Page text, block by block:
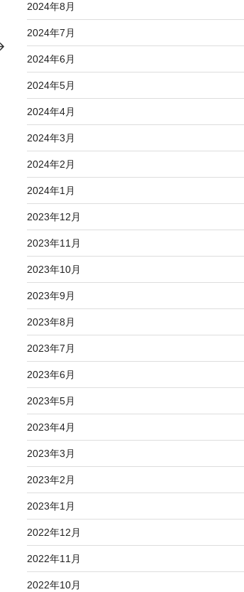
2024年8月
2024年7月
2024年6月
2024年5月
2024年4月
2024年3月
2024年2月
2024年1月
2023年12月
2023年11月
2023年10月
2023年9月
2023年8月
2023年7月
2023年6月
2023年5月
2023年4月
2023年3月
2023年2月
2023年1月
2022年12月
2022年11月
2022年10月